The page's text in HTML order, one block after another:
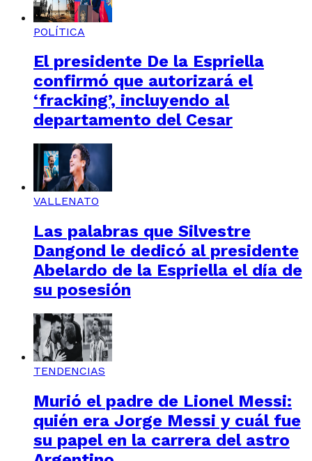
POLÍTICA
El presidente De la Espriella
confirmó que autorizará el
‘fracking’, incluyendo al
departamento del Cesar
VALLENATO
Las palabras que Silvestre
Dangond le dedicó al presidente
Abelardo de la Espriella el día de
su posesión
TENDENCIAS
Murió el padre de Lionel Messi:
quién era Jorge Messi y cuál fue
su papel en la carrera del astro